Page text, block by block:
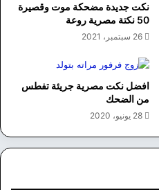
نكت جديدة مضحكة موت وقصيرة
50 نكتة مصرية روعة
26 سبتمبر، 2021
افضل نكت مصرية جريئة تفطس
من الضحك
28 يونيو، 2020